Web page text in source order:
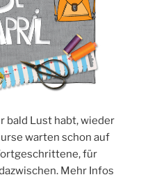
bald Lust habt, wie­der
war­ten schon auf
für
Mehr Infos